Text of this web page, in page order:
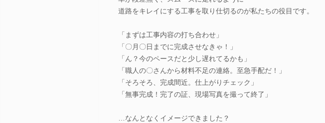
道路をキレイにする工事を取り仕切るのが私たちの役目です。
「まずは工事内容の打ち合わせ」
「〇月〇日までに完成させなきゃ！」
「ん？今のペースだと少し遅れてるかも」
「職人の〇さんから材料不足の連絡。至急手配だ！」
「そろそろ、完成間近。仕上がりチェック」
「無事完成！完了の証、現場写真を撮って終了」
…なんとなくイメージできました？